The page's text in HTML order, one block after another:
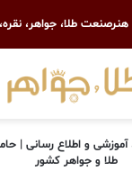
طلا، جواهر،
آموزشی و اطلاع رسانی |
طلا و جواهر کشور